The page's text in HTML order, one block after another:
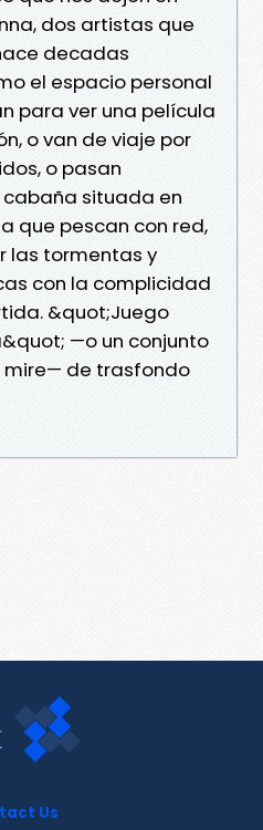
dos artistas que
decadas
el espacio personal
para ver una película
o van de viaje por
o pasan
situada en
que pescan con red,
las tormentas y
con la complicidad
&quot;Juego
—o un conjunto
mire— de trasfondo
Us